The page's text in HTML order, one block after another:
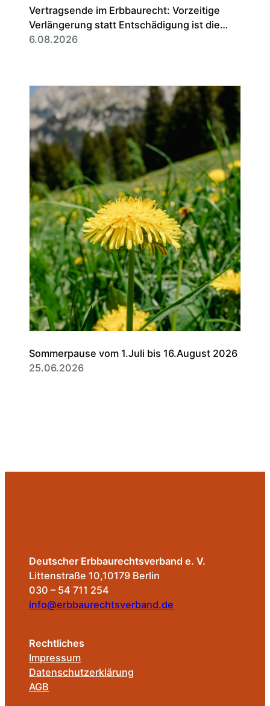
Vertragsende im Erbbaurecht: Vorzeitige
Verlängerung statt Entschädigung ist die
Regel
6.08.2026
Sommerpause vom 1.Juli bis 16.August 2026
25.06.2026
Deutscher Erbbaurechtsverband e. V.
Littenstraße 10,10179 Berlin
030 – 54 711 254
info@erbbaurechtsverband.de
Rechtliches
Impressum
Datenschutzerklärung
AGB